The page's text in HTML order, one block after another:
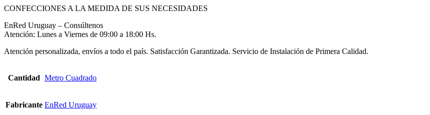
CONFECCIONES A LA MEDIDA DE SUS NECESIDADES
EnRed Uruguay – Consúltenos
Atención: Lunes a Viernes de 09:00 a 18:00 Hs.
Atención personalizada, envíos a todo el país. Satisfacción Garantizada. Servicio de Instalación de Primera Calidad.
Cantidad Metro Cuadrado
Fabricante EnRed Uruguay